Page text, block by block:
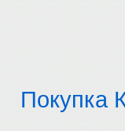
Покупка